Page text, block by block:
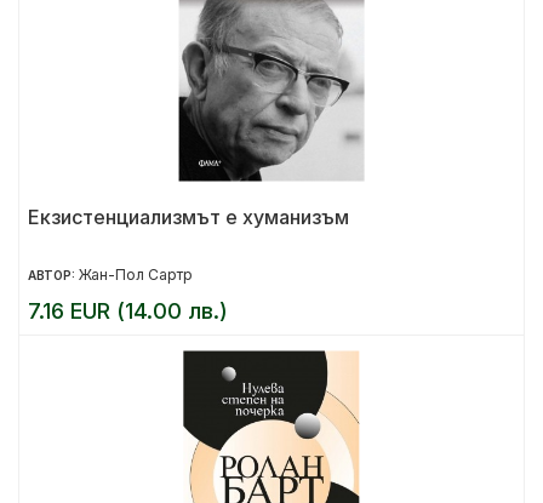
Екзистенциализмът е хуманизъм
АВТОР: Жан-Пол Сартр
7.16 EUR (14.00 лв.)